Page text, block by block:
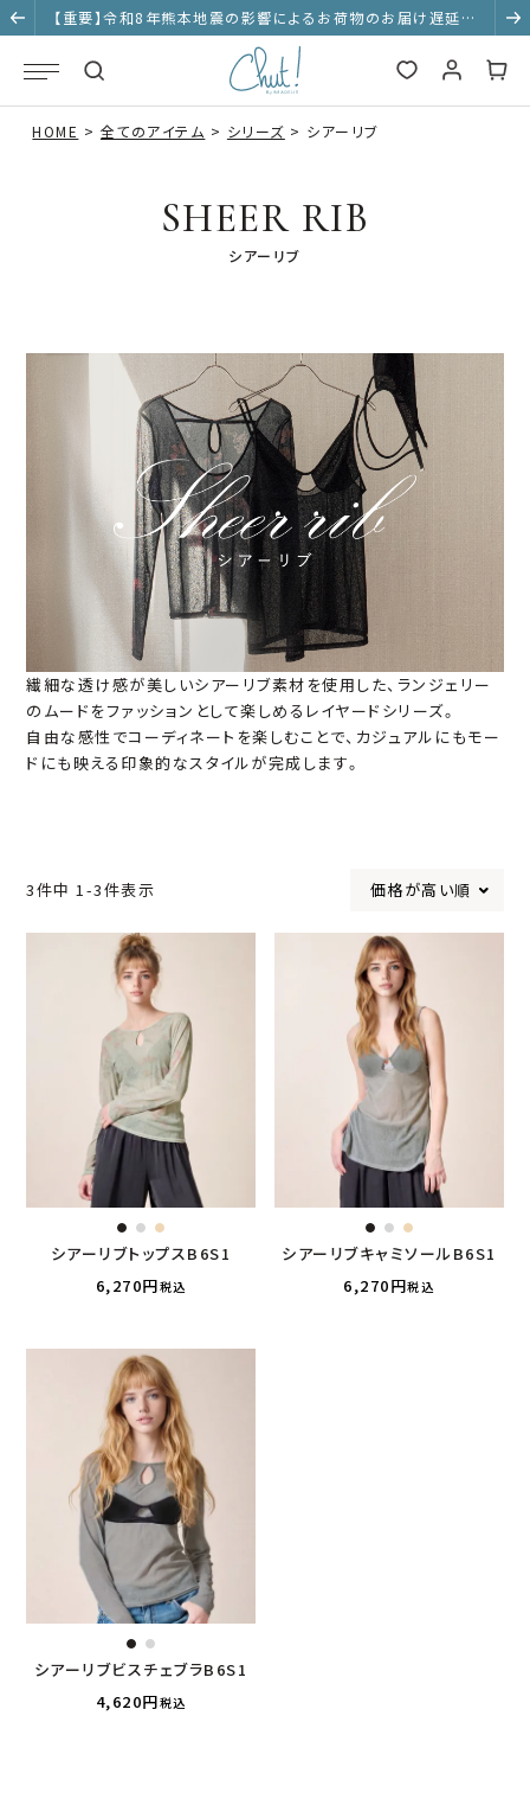
【重要】令和8年熊本地震の影響によるお荷物のお届け遅延に
ついて
HOME 全てのアイテム シリーズ シアーリブ
SHEER RIB
シアーリブ
繊細な透け感が美しいシアーリブ素材を使用した、ランジェリー
のムードをファッションとして楽しめるレイヤードシリーズ。
自由な感性でコーディネートを楽しむことで、カジュアルにもモー
ドにも映える印象的なスタイルが完成します。
価格が高い順
3件中 1-3件表示
シアーリブトップスB6S1
6,270
税込
シアーリブキャミソールB6S1
6,270
税込
シアーリブビスチェブラB6S1
4,620
税込